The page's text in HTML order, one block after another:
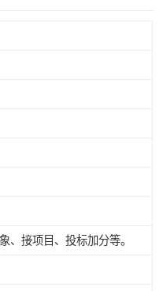
、接项目、投标加分等。